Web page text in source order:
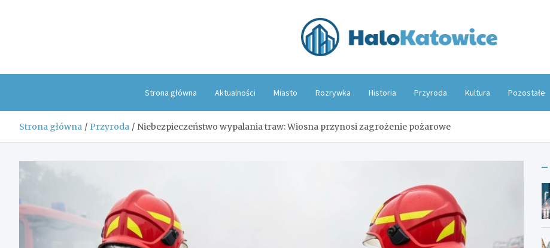
Strona główna Aktualności Miasto Rozrywka Historia Przyroda Kultura Pozostałe
Strona główna Przyroda Niebezpieczeństwo wypalania traw: Wiosna przynosi zagrożenie pożarowe